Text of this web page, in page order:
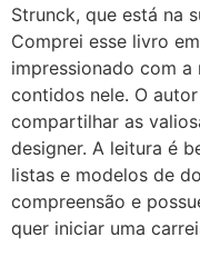
Strunck, que está na
Comprei esse livro
impressionado com
contidos nele. O
compartilhar as
designer. A leitura é
listas e modelos de
compreensão e
quer iniciar uma